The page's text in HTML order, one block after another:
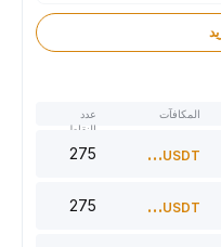
المكافآت
النقاط
300USDT
220USDT